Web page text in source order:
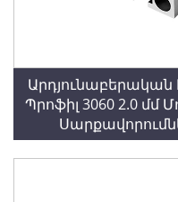
Արդյունաբերական
Պրոֆիլ 3060 2.0